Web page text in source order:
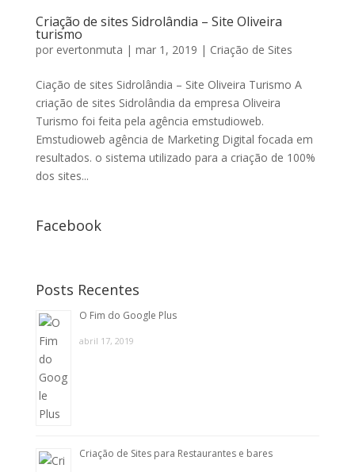
Criação de sites Sidrolândia – Site Oliveira
turismo
por evertonmuta | mar 1, 2019 | Criação de Sites
Ciação de sites Sidrolândia – Site Oliveira Turismo A
criação de sites Sidrolândia da empresa Oliveira
Turismo foi feita pela agência emstudioweb.
Emstudioweb agência de Marketing Digital focada em
resultados. o sistema utilizado para a criação de 100%
dos sites...
Facebook
Posts Recentes
O Fim do Google Plus
abril 17, 2019
Criação de Sites para Restaurantes e bares